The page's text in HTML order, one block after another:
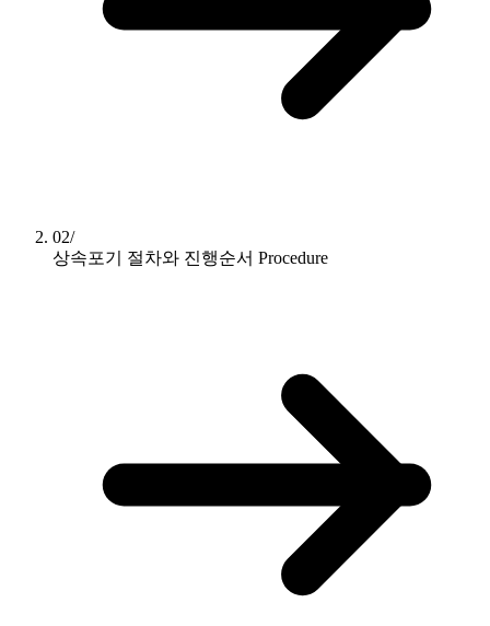
02/
상속포기 절차와 진행순서 Procedure